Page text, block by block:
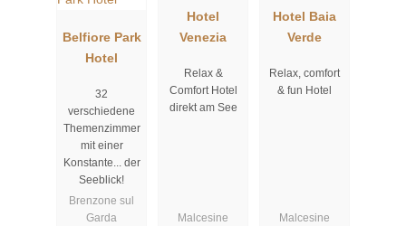
Belfiore Park
Hotel
32
verschiedene
Themenzimmer
mit einer
Konstante... der
Seeblick!
Brenzone sul
Garda
Hotel
Venezia
Relax &
Comfort Hotel
direkt am See
Malcesine
Hotel Baia
Verde
Relax, comfort
& fun Hotel
Malcesine